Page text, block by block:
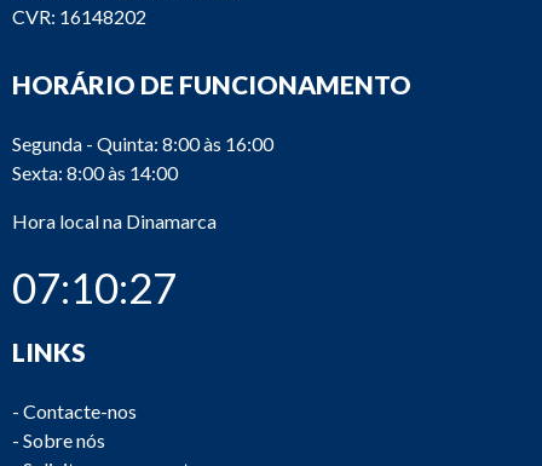
CVR: 16148202
HORÁRIO DE FUNCIONAMENTO
Segunda - Quinta: 8:00 às 16:00
Sexta: 8:00 às 14:00
Hora local na Dinamarca
07:10:27
LINKS
- Contacte-nos
- Sobre nós